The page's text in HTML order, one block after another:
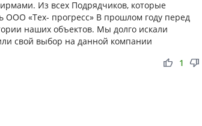
Из всех Подрядчиков, которые
ООО «Тех- прогресс» В прошлом году перед
наших объектов. Мы долго искали
свой выбор на данной компании
thumb_up thumb_down
1